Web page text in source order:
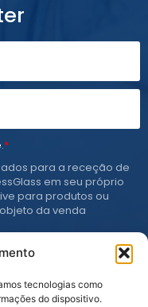
tecnologias como
do dispositivo.
.*
para a receção de
em seu próprio
para produtos ou
da venda